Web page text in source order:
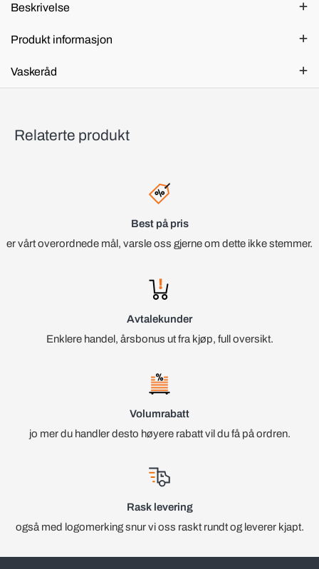
Beskrivelse
Produkt informasjon
Vaskeråd
Relaterte produkt
Best på pris
er vårt overordnede mål, varsle oss gjerne om dette ikke stemmer.
Avtalekunder
Enklere handel, årsbonus ut fra kjøp, full oversikt.
Volumrabatt
jo mer du handler desto høyere rabatt vil du få på ordren.
Rask levering
også med logomerking snur vi oss raskt rundt og leverer kjapt.